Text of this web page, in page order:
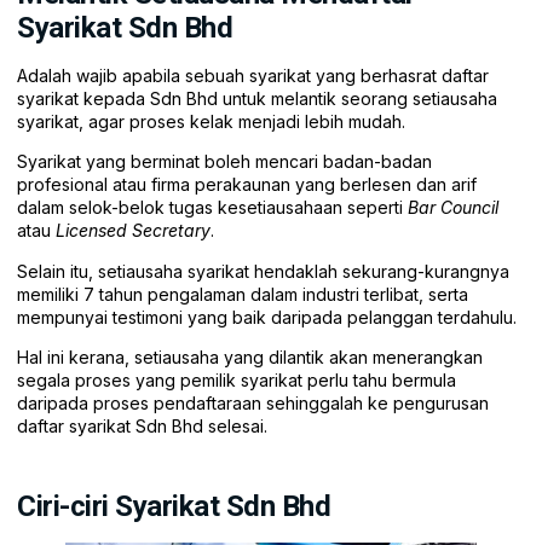
Syarikat Sdn Bhd
Adalah wajib apabila sebuah syarikat yang berhasrat daftar
syarikat kepada Sdn Bhd untuk melantik seorang setiausaha
syarikat, agar proses kelak menjadi lebih mudah.
Syarikat yang berminat boleh mencari badan-badan
profesional atau firma perakaunan yang berlesen dan arif
dalam selok-belok tugas kesetiausahaan seperti Bar Council
atau Licensed Secretary.
Selain itu, setiausaha syarikat hendaklah sekurang-kurangnya
memiliki 7 tahun pengalaman dalam industri terlibat, serta
mempunyai testimoni yang baik daripada pelanggan terdahulu.
Hal ini kerana, setiausaha yang dilantik akan menerangkan
segala proses yang pemilik syarikat perlu tahu bermula
daripada proses pendaftaraan sehinggalah ke pengurusan
daftar syarikat Sdn Bhd selesai.
Ciri-ciri Syarikat Sdn Bhd